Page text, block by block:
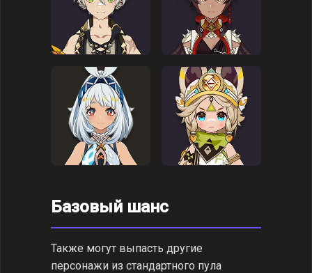
Базовый шанс
Также могут выпасть другие
персонажи из стандартного пула